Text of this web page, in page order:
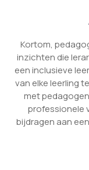
Kortom,
inzichten die
een inclusieve
van elke leerling
met
professionele
bijdragen aan